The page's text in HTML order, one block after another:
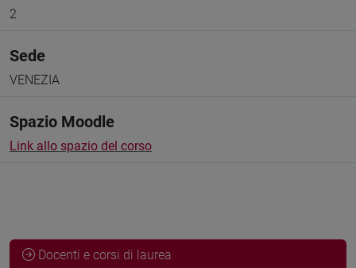
2
Sede
VENEZIA
Spazio Moodle
Link allo spazio del corso
Docenti e corsi di laurea